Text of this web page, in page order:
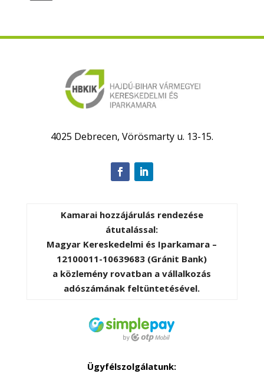
4025 Debrecen, Vörösmarty u. 13-15.
Kamarai hozzájárulás rendezése
átutalással:
Magyar Kereskedelmi és Iparkamara –
12100011-10639683 (Gránit Bank)
a közlemény rovatban a vállalkozás
adószámának feltüntetésével.
Ügyfélszolgálatunk: